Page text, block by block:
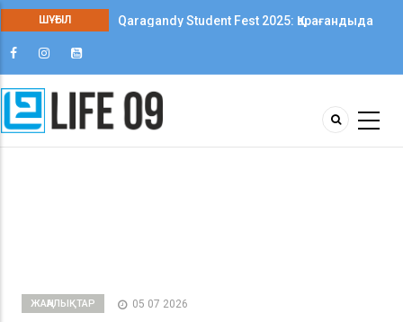
ШҰҒЫЛ
Qaragandy Student Fest 2025: Қарағандыда
ЖАҢАЛЫҚТАР 05 07 2026